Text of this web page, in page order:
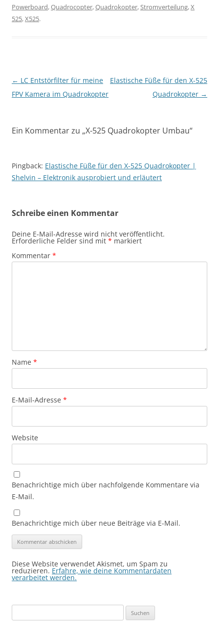
Powerboard,Quadrocopter,Quadrokopter,Stromverteilung,X
525,X525.
Beitragsnavigation
← LC Entstörfilter für meine
FPV Kamera im Quadrokopter
Elastische Füße für den X-525
Quadrokopter →
Ein Kommentar zu „X-525 Quadrokopter Umbau“
Pingback: Elastische Füße für den X-525 Quadrokopter |
Shelvin – Elektronik ausprobiert und erläutert
Schreibe einen Kommentar
Deine E-Mail-Adresse wird nicht veröffentlicht.
Erforderliche Felder sind mit * markiert
Kommentar *
Name *
E-Mail-Adresse *
Website
Benachrichtige mich über nachfolgende Kommentare via
E-Mail.
Benachrichtige mich über neue Beiträge via E-Mail.
Diese Website verwendet Akismet, um Spam zu
reduzieren. Erfahre, wie deine Kommentardaten
verarbeitet werden.
nach: